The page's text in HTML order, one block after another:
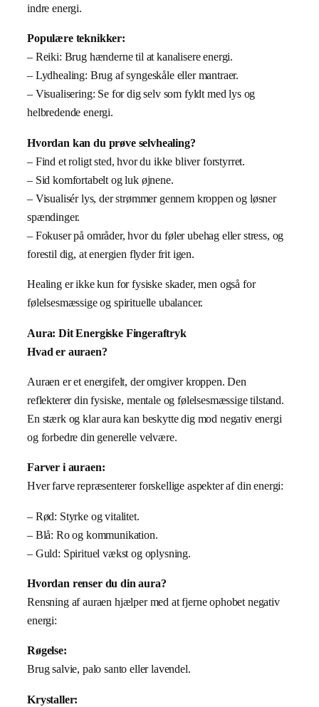
indre energi.
Populære teknikker:
– Reiki: Brug hænderne til at kanalisere energi.
– Lydhealing: Brug af syngeskåle eller mantraer.
– Visualisering: Se for dig selv som fyldt med lys og
helbredende energi.
Hvordan kan du prøve selvhealing?
– Find et roligt sted, hvor du ikke bliver forstyrret.
– Sid komfortabelt og luk øjnene.
– Visualisér lys, der strømmer gennem kroppen og løsner
spændinger.
– Fokuser på områder, hvor du føler ubehag eller stress, og
forestil dig, at energien flyder frit igen.
Healing er ikke kun for fysiske skader, men også for
følelsesmæssige og spirituelle ubalancer.
Aura: Dit Energiske Fingeraftryk
Hvad er auraen?
Auraen er et energifelt, der omgiver kroppen. Den
reflekterer din fysiske, mentale og følelsesmæssige tilstand.
En stærk og klar aura kan beskytte dig mod negativ energi
og forbedre din generelle velvære.
Farver i auraen:
Hver farve repræsenterer forskellige aspekter af din energi:
– Rød: Styrke og vitalitet.
– Blå: Ro og kommunikation.
– Guld: Spirituel vækst og oplysning.
Hvordan renser du din aura?
Rensning af auraen hjælper med at fjerne ophobet negativ
energi:
Røgelse:
Brug salvie, palo santo eller lavendel.
Krystaller: